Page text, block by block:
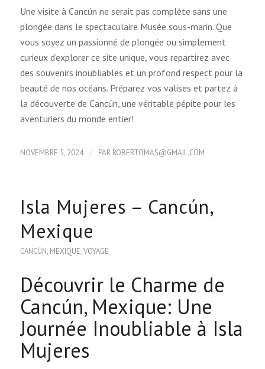
Une visite à Cancún ne serait pas complète sans une
plongée dans le spectaculaire Musée sous-marin. Que
vous soyez un passionné de plongée ou simplement
curieux d’explorer ce site unique, vous repartirez avec
des souvenirs inoubliables et un profond respect pour la
beauté de nos océans. Préparez vos valises et partez à
la découverte de Cancún, une véritable pépite pour les
aventuriers du monde entier!
NOVEMBRE 5, 2024 / PAR ROBERTOMAS@GMAIL.COM
Isla Mujeres – Cancún,
Mexique
CANCÚN, MEXIQUE,VOYAGE
Découvrir le Charme de
Cancún, Mexique: Une
Journée Inoubliable à Isla
Mujeres